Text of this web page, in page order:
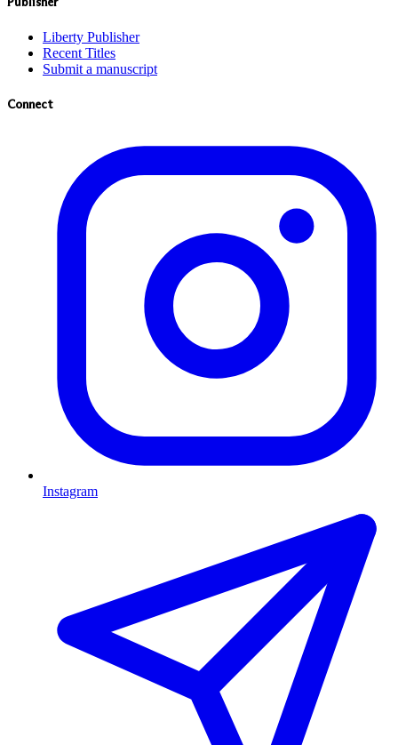
Liberty Publisher
Recent Titles
Submit a manuscript
Connect
Instagram